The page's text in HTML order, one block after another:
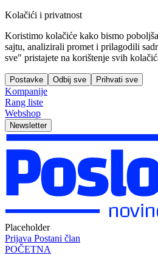
Kolačići i privatnost
Koristimo kolačiće kako bismo
sajtu, analizirali promet i prilagodili
sve" pristajete na korištenje svih
Postavke Odbij sve Prihvati sve
Kompanije
Rang liste
Webshop
Newsletter
Placeholder
Prijava Postani član
POČETNA